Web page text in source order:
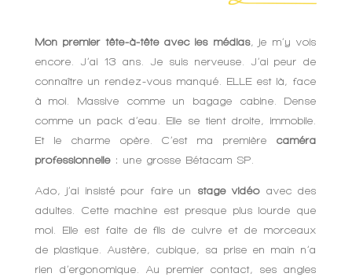
Mon premier tête-à-tête avec les médias, je m’y vois
encore. J’ai 13 ans. Je suis nerveuse. J’ai peur de
connaître un rendez-vous manqué. ELLE est là, face
à moi. Massive comme un bagage cabine. Dense
comme un pack d’eau. Elle se tient droite, immobile.
Et le charme opère. C’est ma premièrecaméra
professionnelle: une grosse Bétacam SP.
Ado, j’ai insisté pour faire un stage vidéo avec des
adultes. Cette machine est presque plus lourde que
moi. Elle est faite de fils de cuivre et de morceaux
de plastique. Austère, cubique, sa prise en main n’a
rien d’ergonomique. Au premier contact, ses angles